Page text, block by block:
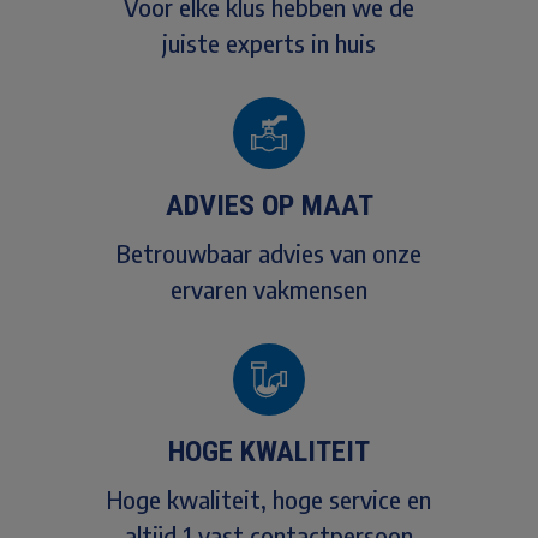
Voor elke klus hebben we de
juiste experts in huis
ADVIES OP MAAT
Betrouwbaar advies van onze
ervaren vakmensen
HOGE KWALITEIT
Hoge kwaliteit, hoge service en